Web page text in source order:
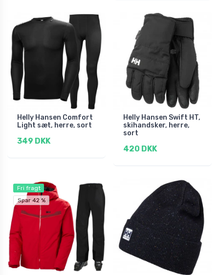
Helly Hansen Comfort
Light sæt, herre, sort
349 DKK
Helly Hansen Swift HT,
skihandsker, herre,
sort
420 DKK
Fri fragt
Spar 42 %